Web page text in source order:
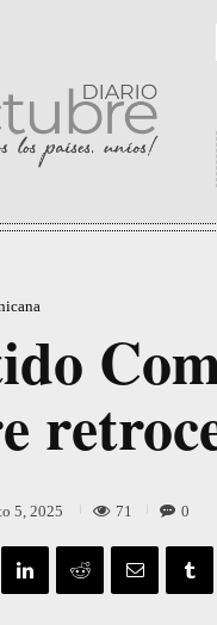
5, 2025 71 0